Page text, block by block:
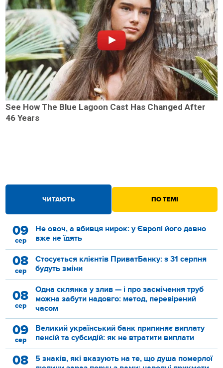
ЧИТАЮТЬ ПО ТЕМІ
09
сер
Не овоч, а вбивця нирок: у Європі його давно
вже не їдять
08
сер
Стосується клієнтів ПриватБанку: з 31 серпня
будуть зміни
08
сер
Одна склянка у злив — і про засмічення труб
можна забути надовго: метод, перевірений
часом
09
сер
Великий український банк припиняє виплату
пенсій та субсидій: як не втратити виплати
08
5 знаків, які вказують на те, що душа померлої
See How The Blue Lagoon Cast Has Changed After
46 Years